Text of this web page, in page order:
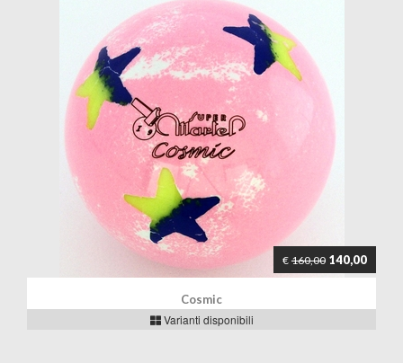
€ 160,00 140,00
Cosmic
Varianti disponibili